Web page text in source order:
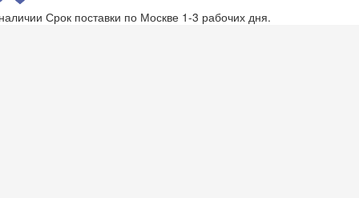
Срок поставки по Москве 1-3 рабочих дня.